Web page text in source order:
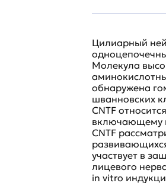
Цилиарный
Молекула
обнаружена
шванновских
CNTF
включающему
CNTF
участвует в
лицевого
in vitro